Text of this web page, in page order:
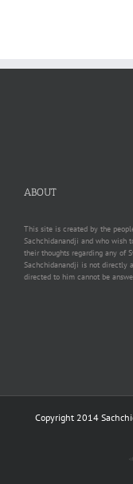
ABOUT
This site is created by the
Sachchidanandji and who wish
their thoughts regarding any of
Sachchidanandji is not directly
directed to him cannot be
Copyright 2014